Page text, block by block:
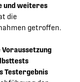
und weiteres
die
getroffen.
Testergebnis